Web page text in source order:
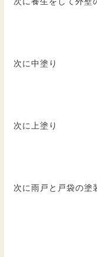
次に中塗り
次に上塗り
次に雨戸と戸袋の塗